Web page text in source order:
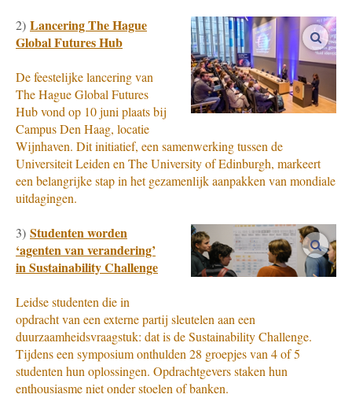
2) Lancering The Hague
Global Futures Hub
De feestelijke lancering van
The Hague Global Futures
Hub vond op 10 juni plaats bij
Campus Den Haag, locatie
Wijnhaven. Dit initiatief, een samenwerking tussen de
Universiteit Leiden en The University of Edinburgh, markeert
een belangrijke stap in het gezamenlijk aanpakken van mondiale
uitdagingen.
3) Studenten worden
‘agenten van verandering’
in Sustainability Challenge
Leidse studenten die in
opdracht van een externe partij sleutelen aan een
duurzaamheidsvraagstuk: dat is de Sustainability Challenge.
Tijdens een symposium onthulden 28 groepjes van 4 of 5
studenten hun oplossingen. Opdrachtgevers staken hun
enthousiasme niet onder stoelen of banken.